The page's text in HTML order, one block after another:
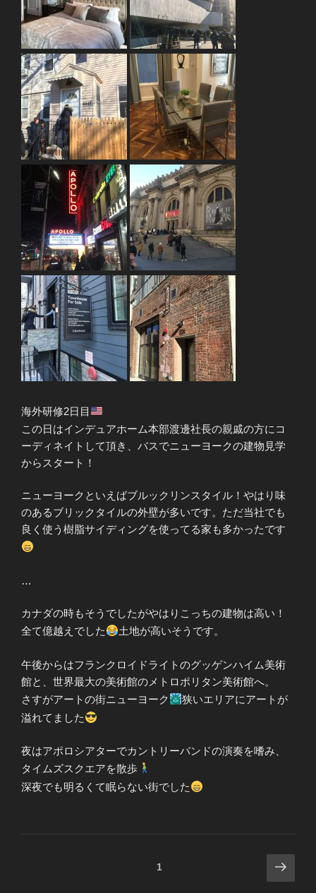
海外研修2日目
この日はインデュアホーム本部渡邊社長の親戚の方にコ
ーディネイトして頂き、バスでニューヨークの建物見学
からスタート！
ニューヨークといえばブルックリンスタイル！やはり味
のあるブリックタイルの外壁が多いです。ただ当社でも
良く使う樹脂サイディングを使ってる家も多かったです
…
カナダの時もそうでしたがやはりこっちの建物は高い！
全て億越えでした
土地が高いそうです。
午後からはフランクロイドライトのグッゲンハイム美術
館と、世界最大の美術館のメトロポリタン美術館へ。
さすがアートの街ニューヨーク
狭いエリアにアートが
溢れてました
夜はアポロシアターでカントリーバンドの演奏を嗜み、
タイムズスクエアを散歩
深夜でも明るくて眠らない街でした
1
次
の